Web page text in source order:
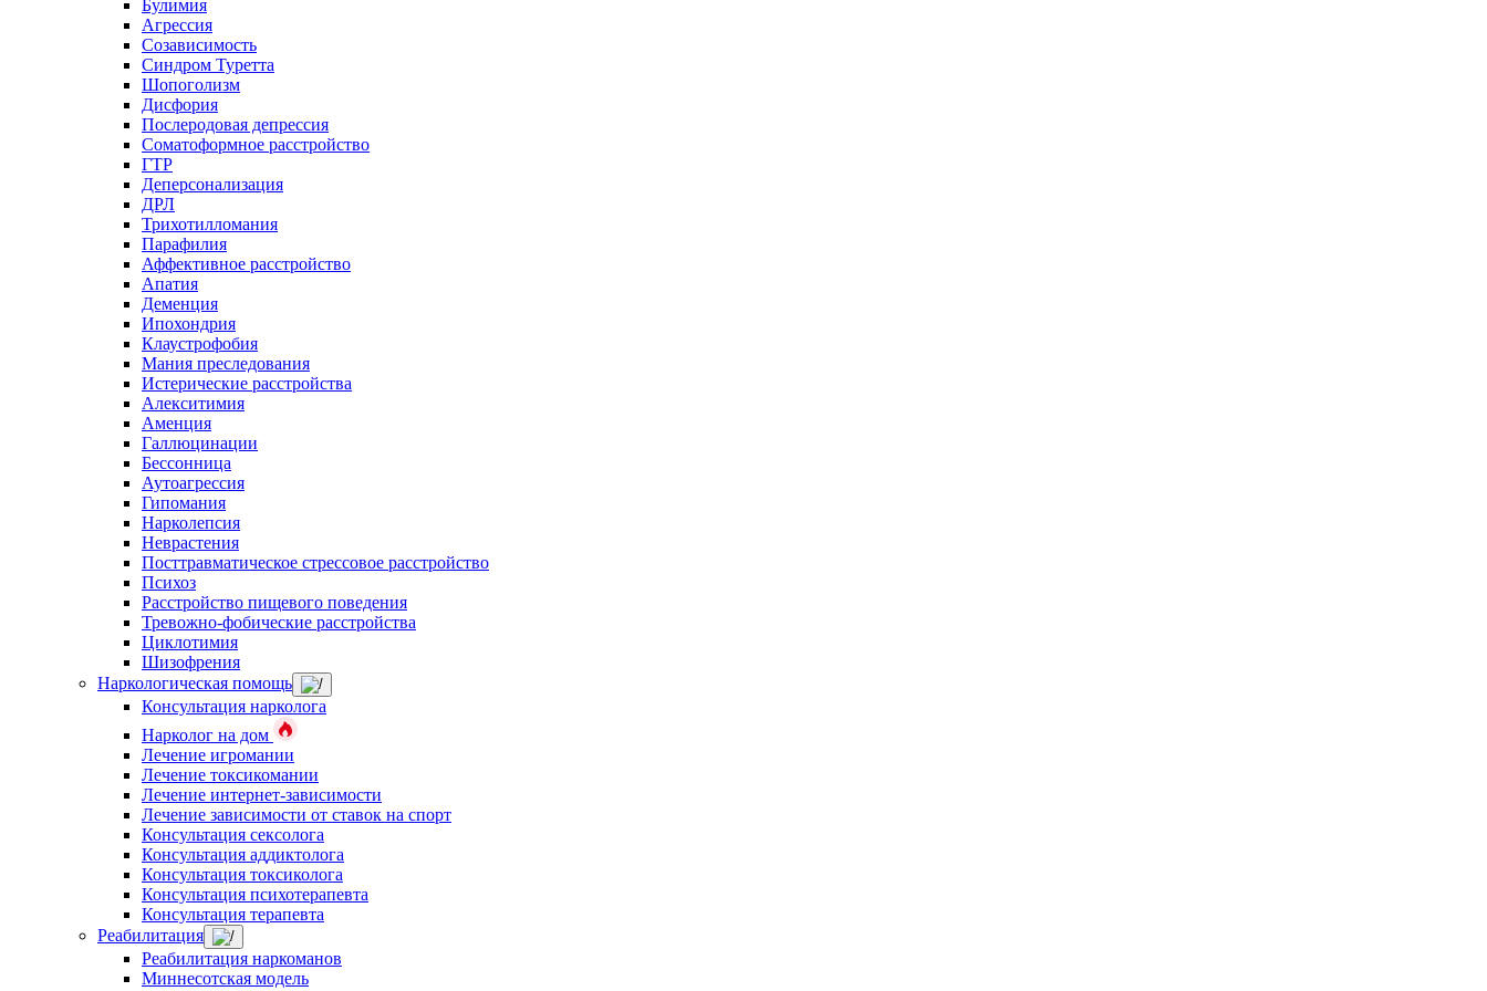
Булимия
Агрессия
Созависимость
Синдром Туретта
Шопоголизм
Дисфория
Послеродовая депрессия
Соматоформное расстройство
ГТР
Деперсонализация
ДРЛ
Трихотилломания
Парафилия
Аффективное расстройство
Апатия
Деменция
Ипохондрия
Клаустрофобия
Мания преследования
Истерические расстройства
Алекситимия
Аменция
Галлюцинации
Бессонница
Аутоагрессия
Гипомания
Нарколепсия
Неврастения
Посттравматическое стрессовое расстройство
Психоз
Расстройство пищевого поведения
Тревожно-фобические расстройства
Циклотимия
Шизофрения
Наркологическая помощь
Консультация нарколога
Нарколог на дом
Лечение игромании
Лечение токсикомании
Лечение интернет-зависимости
Лечение зависимости от ставок на спорт
Консультация сексолога
Консультация аддиктолога
Консультация токсиколога
Консультация психотерапевта
Консультация терапевта
Реабилитация
Реабилитация наркоманов
Миннесотская модель